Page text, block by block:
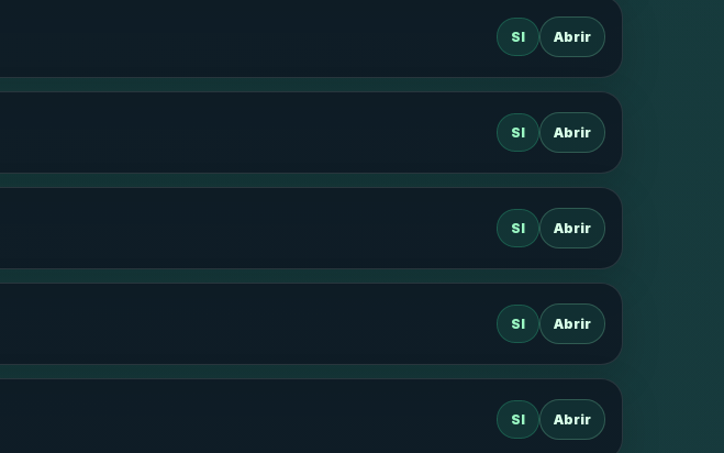
SI Abrir
SI Abrir
SI Abrir
SI Abrir
SI Abrir